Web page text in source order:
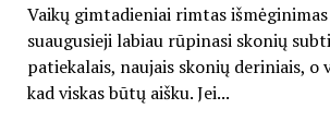
Vaikų gimtadieniai rimtas išmėginimas
suaugusieji labiau rūpinasi skonių
patiekalais, naujais skonių deriniais, o
kad viskas būtų aišku. Jei...